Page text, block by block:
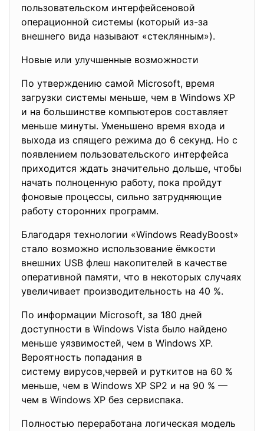
пользовательском интерфейсеновой
операционной системы (который из-за
внешнего вида называют «стеклянным»).
Новые или улучшенные возможности
По утверждению самой Microsoft, время
загрузки системы меньше, чем в Windows XP
и на большинстве компьютеров составляет
меньше минуты. Уменьшено время входа и
выхода из спящего режима до 6 секунд. Но с
появлением пользовательского интерфейса
приходится ждать значительно дольше, чтобы
начать полноценную работу, пока пройдут
фоновые процессы, сильно затрудняющие
работу сторонних программ.
Благодаря технологии «Windows ReadyBoost»
стало возможно использование ёмкости
внешних USB флеш накопителей в качестве
оперативной памяти, что в некоторых случаях
увеличивает производительность на 40 %.
По информации Microsoft, за 180 дней
доступности в Windows Vista было найдено
меньше уязвимостей, чем в Windows XP.
Вероятность попадания в
систему вирусов,червей и руткитов на 60 %
меньше, чем в Windows XP SP2 и на 90 % —
чем в Windows XP без сервиспака.
Полностью переработана логическая модель